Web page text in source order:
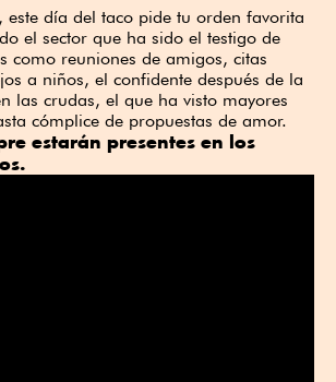
este día del taco pide tu orden favorita
el sector que ha sido el testigo de
como reuniones de amigos, citas
a niños, el confidente después de la
las crudas, el que ha visto mayores
cómplice de propuestas de amor.
estarán presentes en los